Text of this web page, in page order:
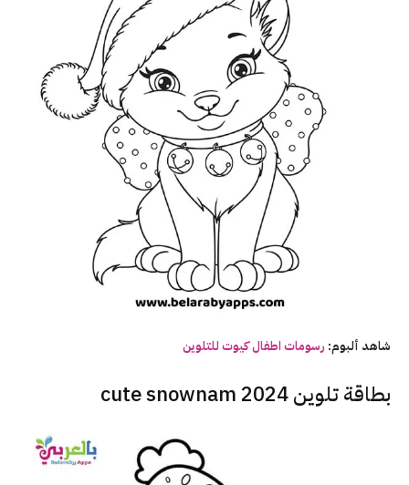
شاهد ألبوم: رسومات اطفالكيوت للتلوين
بطاقة تلوين cute snownam 2024